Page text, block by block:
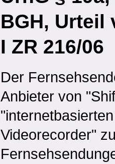
BGH, Urteil
I ZR 216/06
Der
Anbieter von
Videorecorder"